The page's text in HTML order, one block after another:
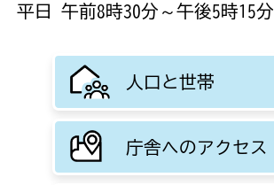
平日 午前8時30分～午後5時15分
人口と世帯
庁舎へのアクセス